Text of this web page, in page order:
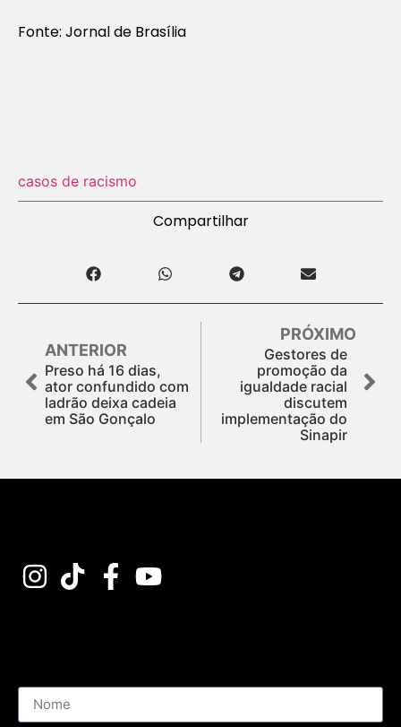
Fonte: Jornal de Brasília
casos de racismo
Compartilhar
ANTERIOR
Preso há 16 dias,
ator confundido com
ladrão deixa cadeia
em São Gonçalo
PRÓXIMO
Gestores de
promoção da
igualdade racial
discutem
implementação do
Sinapir